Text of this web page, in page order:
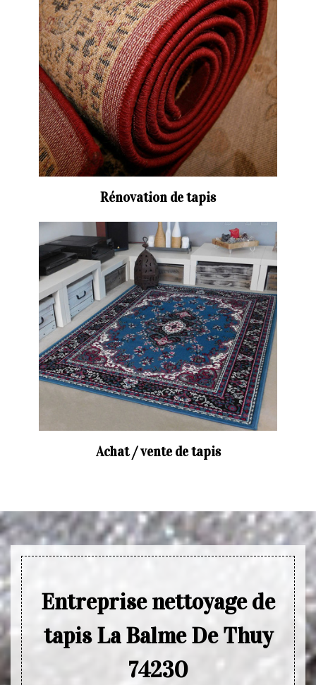
Rénovation de tapis
Achat / vente de tapis
Entreprise nettoyage de
tapis La Balme De Thuy
74230